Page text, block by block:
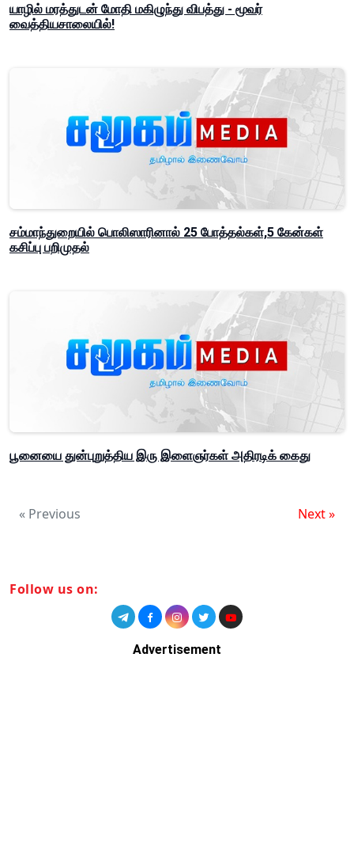
யாழில் மரத்துடன் மோதி மகிழுந்து விபத்து - மூவர்
வைத்தியசாலையில்!
சம்மாந்துறையில் பொலிஸாரினால் 25 போத்தல்கள்,5 கேன்கள்
கசிப்பு பறிமுதல்
பூனையை துன்புறுத்திய இரு இளைஞர்கள் அதிரடிக் கைது
« Previous Next »
Follow us on:
Advertisement